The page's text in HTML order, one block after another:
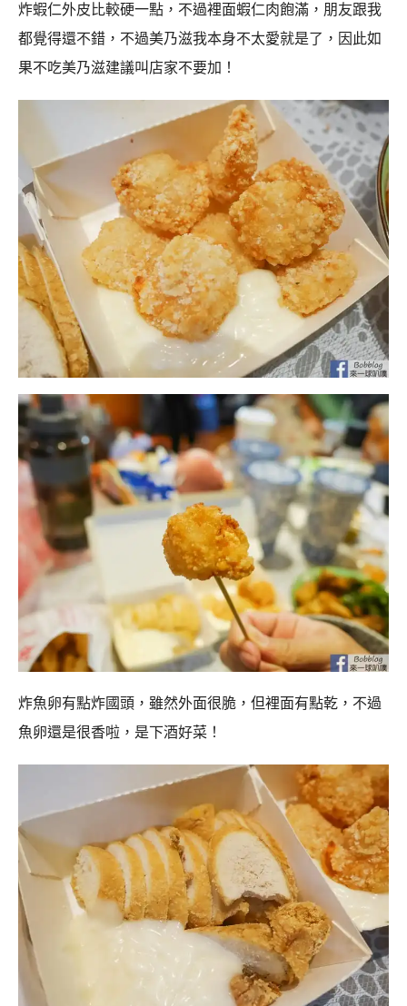
炸蝦仁外皮比較硬一點，不過裡面蝦仁肉飽滿，朋友跟我
都覺得還不錯，不過美乃滋我本身不太愛就是了，因此如
果不吃美乃滋建議叫店家不要加！
炸魚卵有點炸國頭，雖然外面很脆，但裡面有點乾，不過
魚卵還是很香啦，是下酒好菜！